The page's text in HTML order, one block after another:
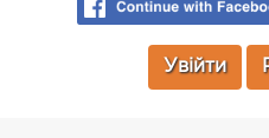
Увійти